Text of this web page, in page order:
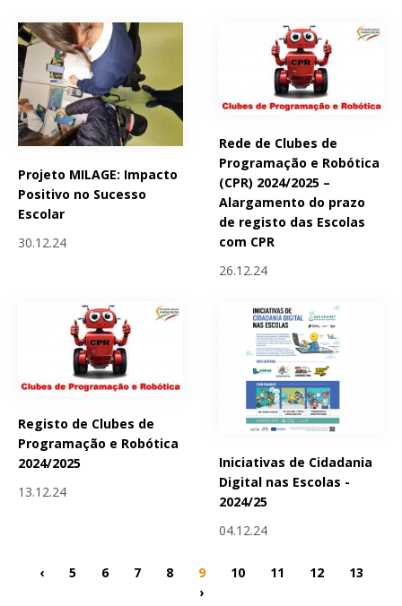
Projeto MILAGE: Impacto
Positivo no Sucesso
Escolar
30.12.24
Rede de Clubes de
Programação e Robótica
(CPR) 2024/2025 –
Alargamento do prazo
de registo das Escolas
com CPR
26.12.24
Registo de Clubes de
Programação e Robótica
2024/2025
13.12.24
Iniciativas de Cidadania
Digital nas Escolas -
2024/25
04.12.24
‹ 5 6 7 8 9 10 11 12
13
›